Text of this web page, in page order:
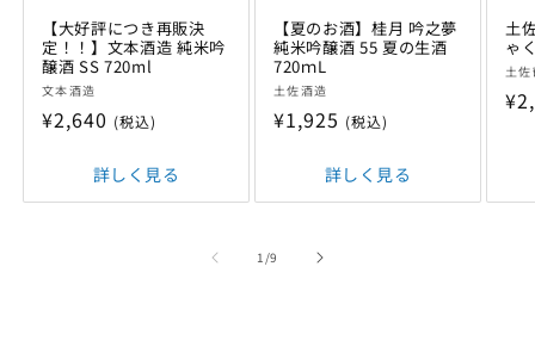
【大好評につき再販決
定！！】文本酒造 純米吟
醸酒 SS 720ml
販
売
文本酒造
通
格
¥2,640 (税込)
詳しく見る
【夏のお酒】桂月 吟之夢
純米吟醸酒 55 夏の生酒
720ｍL
販
売
土佐酒造
通
格
¥1,925 (税込)
詳しく見る
土
ゃ
販
売
土
通
1/の
9